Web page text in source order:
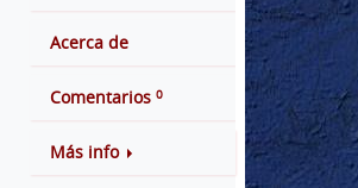
Acerca de
Comentarios 0
Más info